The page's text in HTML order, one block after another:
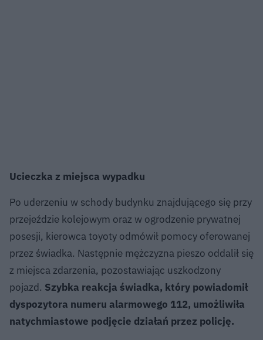
Ucieczka z miejsca wypadku
Po uderzeniu w schody budynku znajdującego się przy
przejeździe kolejowym oraz w ogrodzenie prywatnej
posesji, kierowca toyoty odmówił pomocy oferowanej
przez świadka. Następnie mężczyzna pieszo oddalił się
z miejsca zdarzenia, pozostawiając uszkodzony
pojazd. Szybka reakcja świadka, który powiadomił
dyspozytora numeru alarmowego 112, umożliwiła
natychmiastowe podjęcie działań przez policję.